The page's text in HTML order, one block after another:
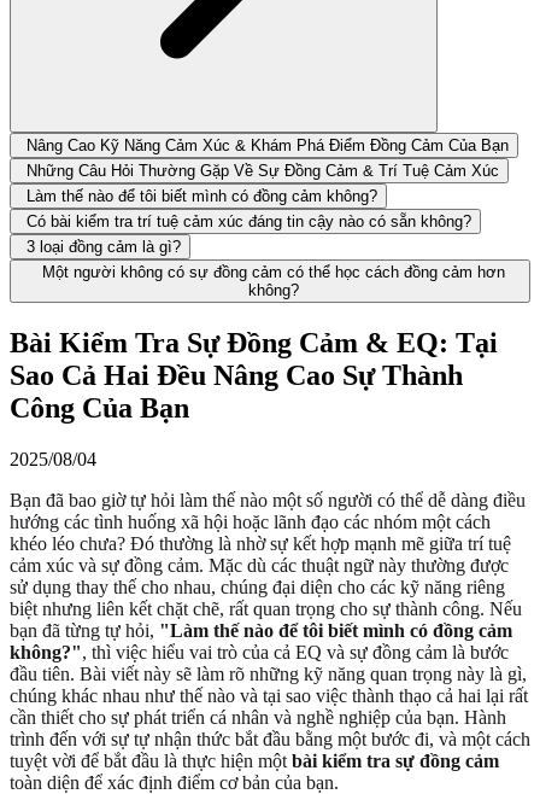
Nâng Cao Kỹ Năng Cảm Xúc & Khám Phá Điểm Đồng Cảm Của Bạn
Những Câu Hỏi Thường Gặp Về Sự Đồng Cảm & Trí Tuệ Cảm Xúc
Làm thế nào để tôi biết mình có đồng cảm không?
Có bài kiểm tra trí tuệ cảm xúc đáng tin cậy nào có sẵn không?
3 loại đồng cảm là gì?
Một người không có sự đồng cảm có thể học cách đồng cảm hơn
không?
Bài Kiểm Tra Sự Đồng Cảm & EQ: Tại
Sao Cả Hai Đều Nâng Cao Sự Thành
Công Của Bạn
2025/08/04
Bạn đã bao giờ tự hỏi làm thế nào một số người có thể dễ dàng điều
hướng các tình huống xã hội hoặc lãnh đạo các nhóm một cách
khéo léo chưa? Đó thường là nhờ sự kết hợp mạnh mẽ giữa trí tuệ
cảm xúc và sự đồng cảm. Mặc dù các thuật ngữ này thường được
sử dụng thay thế cho nhau, chúng đại diện cho các kỹ năng riêng
biệt nhưng liên kết chặt chẽ, rất quan trọng cho sự thành công. Nếu
bạn đã từng tự hỏi, "Làm thế nào để tôi biết mình có đồng cảm
không?", thì việc hiểu vai trò của cả EQ và sự đồng cảm là bước
đầu tiên. Bài viết này sẽ làm rõ những kỹ năng quan trọng này là gì,
chúng khác nhau như thế nào và tại sao việc thành thạo cả hai lại rất
cần thiết cho sự phát triển cá nhân và nghề nghiệp của bạn. Hành
trình đến với sự tự nhận thức bắt đầu bằng một bước đi, và một cách
tuyệt vời để bắt đầu là thực hiện một bài kiểm tra sự đồng cảm
toàn diện để xác định điểm cơ bản của bạn.